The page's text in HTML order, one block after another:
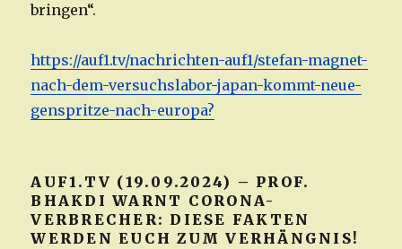
bringen“.
https://auf1.tv/nachrichten-auf1/stefan-magnet-
nach-dem-versuchslabor-japan-kommt-neue-
genspritze-nach-europa?
AUF1.TV (19.09.2024) – PROF.
BHAKDI WARNT CORONA-
VERBRECHER: DIESE FAKTEN
WERDEN EUCH ZUM VERHÄNGNIS!